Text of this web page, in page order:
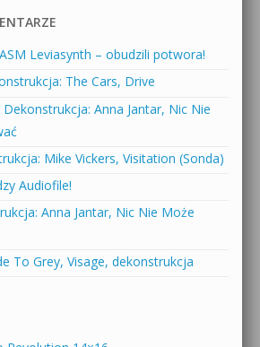
ASM Leviasynth – obudzili potwora!
The Cars, Drive
Dekonstrukcja: Anna Jantar, Nic Nie
Mike Vickers, Visitation (Sonda)
Audiofile!
Anna Jantar, Nic Nie Może
To Grey, Visage, dekonstrukcja